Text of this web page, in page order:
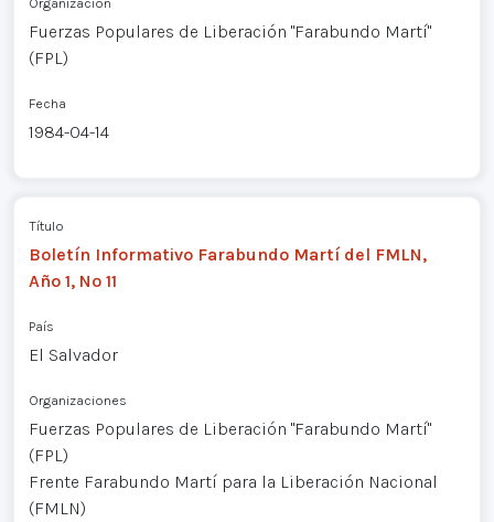
Fuerzas Populares de Liberación "Farabundo Martí"
(FPL)
Fecha
1984-04-14
Título
Boletín Informativo Farabundo Martí del FMLN,
Año 1, Nº 11
País
El Salvador
Organizaciones
Fuerzas Populares de Liberación "Farabundo Martí"
(FPL)
Frente Farabundo Martí para la Liberación Nacional
(FMLN)